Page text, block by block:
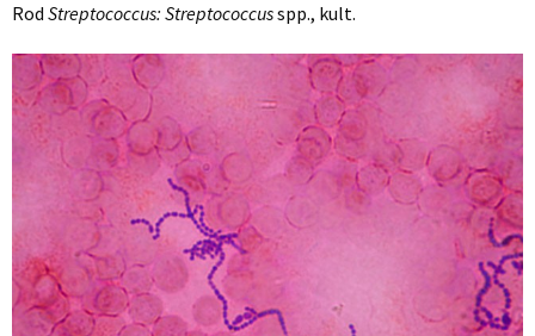
Rod Streptococcus: Streptococcusspp., kult.